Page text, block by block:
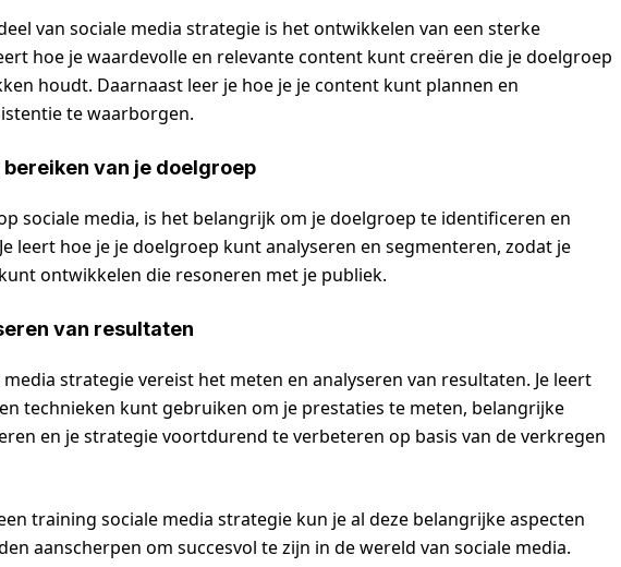
van sociale media strategie is het ontwikkelen van een sterke
hoe je waardevolle en relevante content kunt creëren die je doelgroep
houdt. Daarnaast leer je hoe je je content kunt plannen en
te waarborgen.
van je doelgroep
sociale media, is het belangrijk om je doelgroep te identificeren en
leert hoe je je doelgroep kunt analyseren en segmenteren, zodat je
ontwikkelen die resoneren met je publiek.
van resultaten
media strategie vereist het meten en analyseren van resultaten. Je leert
technieken kunt gebruiken om je prestaties te meten, belangrijke
en je strategie voortdurend te verbeteren op basis van de verkregen
training sociale media strategie kun je al deze belangrijke aspecten
aanscherpen om succesvol te zijn in de wereld van sociale media.